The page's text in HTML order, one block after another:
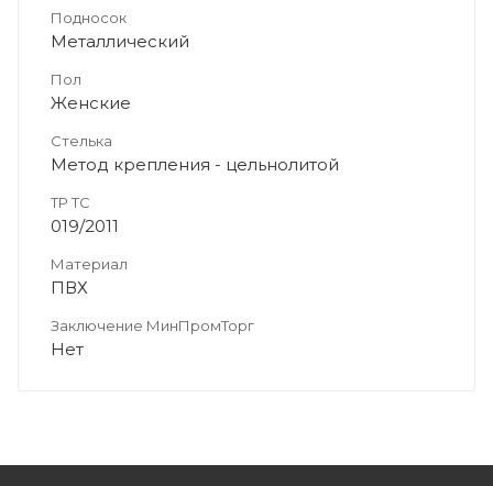
Подносок
Металлический
Пол
Женские
Стелька
Метод крепления - цельнолитой
ТР ТС
019/2011
Материал
ПВХ
Заключение МинПромТорг
Нет